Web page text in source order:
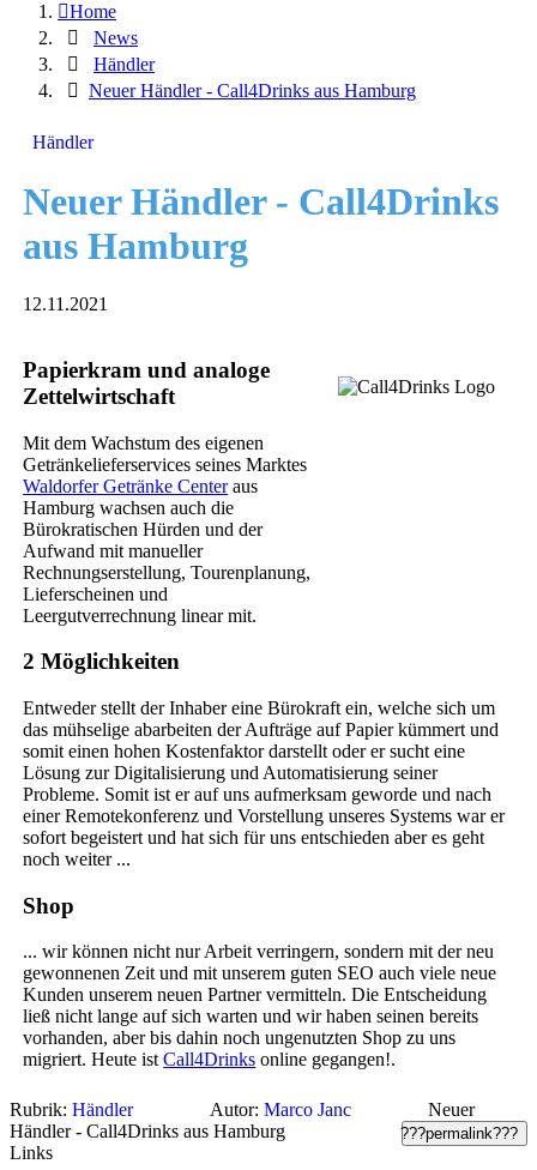
Home
News
Händler
Neuer Händler - Call4Drinks aus Hamburg
Händler
Neuer Händler - Call4Drinks
aus Hamburg
12.11.2021
Papierkram und analoge
Zettelwirtschaft
Mit dem Wachstum des eigenen
Getränkelieferservices seines Marktes
Waldorfer Getränke Centeraus
Hamburg wachsen auch die
Bürokratischen Hürden und der
Aufwand mit manueller
Rechnungserstellung, Tourenplanung,
Lieferscheinen und
Leergutverrechnung linear mit.
2 Möglichkeiten
Entweder stellt der Inhaber eine Bürokraft ein, welche sich um
das mühselige abarbeiten der Aufträge auf Papier kümmert und
somit einen hohen Kostenfaktor darstellt oder er sucht eine
Lösung zur Digitalisierung und Automatisierung seiner
Probleme. Somit ist er auf uns aufmerksam geworde und nach
einer Remotekonferenz und Vorstellung unseres Systems war er
sofort begeistert und hat sich für uns entschieden aber es geht
noch weiter ...
Shop
... wir können nicht nur Arbeit verringern, sondern mit der neu
gewonnenen Zeit und mit unserem guten SEO auch viele neue
Kunden unserem neuen Partner vermitteln. Die Entscheidung
ließ nicht lange auf sich warten und wir haben seinen bereits
vorhanden, aber bis dahin noch ungenutzten Shop zu uns
migriert. Heute istCall4Drinks online gegangen!.
Rubrik: Händler Autor: Marco Janc
???permalink???
Neuer
Händler - Call4Drinks aus Hamburg
Links